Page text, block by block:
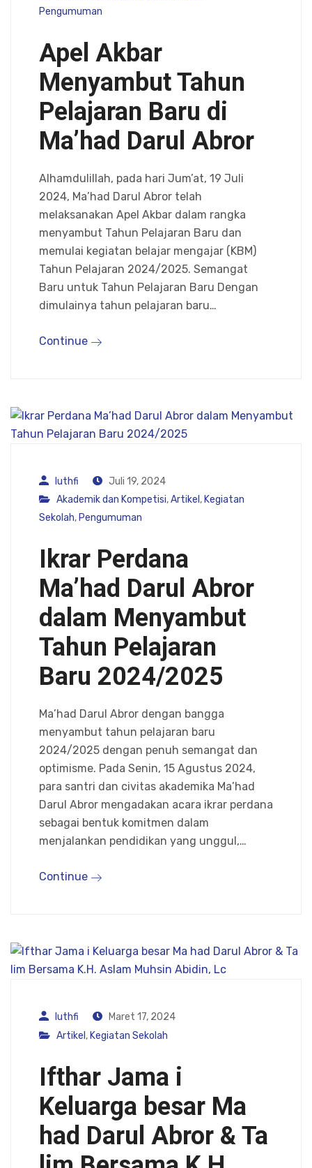
Pengumuman
Apel Akbar
Menyambut Tahun
Pelajaran Baru di
Ma’had Darul Abror
Alhamdulillah, pada hari Jum’at, 19 Juli
2024, Ma’had Darul Abror telah
melaksanakan Apel Akbar dalam rangka
menyambut Tahun Pelajaran Baru dan
memulai kegiatan belajar mengajar (KBM)
Tahun Pelajaran 2024/2025. Semangat
Baru untuk Tahun Pelajaran Baru Dengan
dimulainya tahun pelajaran baru…
Continue
luthfi
Juli 19, 2024
Akademik dan Kompetisi,Artikel , Kegiatan
Sekolah, Pengumuman
Ikrar Perdana
Ma’had Darul Abror
dalam Menyambut
Tahun Pelajaran
Baru 2024/2025
Ma’had Darul Abror dengan bangga
menyambut tahun pelajaran baru
2024/2025 dengan penuh semangat dan
optimisme. Pada Senin, 15 Agustus 2024,
para santri dan civitas akademika Ma’had
Darul Abror mengadakan acara ikrar perdana
sebagai bentuk komitmen dalam
menjalankan pendidikan yang unggul,…
Continue
luthfi
Maret 17, 2024
Artikel , Kegiatan Sekolah
Ifthar Jama i
Keluarga besar Ma
had Darul Abror & Ta